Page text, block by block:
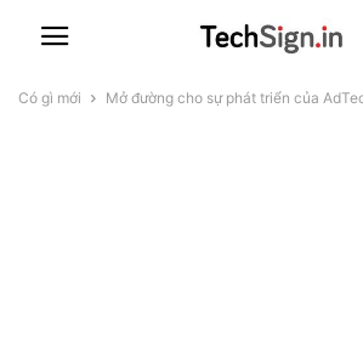
Có gì mới Mở đường cho sự phát triển của